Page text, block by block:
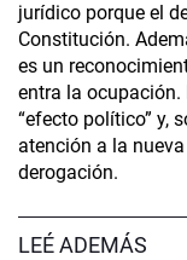
jurídico porque el
Constitución.
es un
entra la ocupación.
“efecto político” y,
atención a la
derogación.
LEÉ ADEMÁS